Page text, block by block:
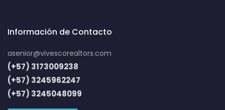
Información de Contacto
asenior@vivescorealtors.com
(+57) 3173009238
(+57) 3245962247
(+57) 3245048099